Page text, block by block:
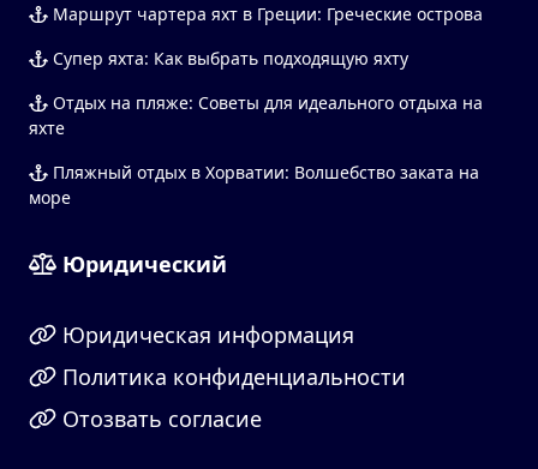
Маршрут чартера яхт в Греции: Греческие острова
Супер яхта: Как выбрать подходящую яхту
Отдых на пляже: Советы для идеального отдыха на
яхте
Пляжный отдых в Хорватии: Волшебство заката на
море
Юридический
Юридическая информация
Политика конфиденциальности
Отозвать согласие